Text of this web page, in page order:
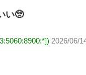
い🥺
2026/06/